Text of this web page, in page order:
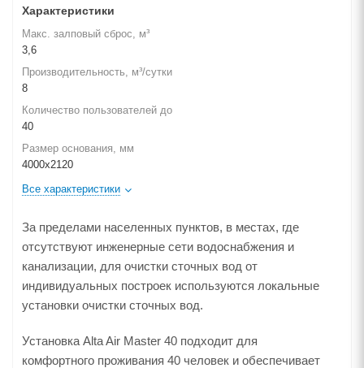
Характеристики
Макс. залповый сброс, м³
3,6
Производительность, м³/сутки
8
Количество пользователей до
40
Размер основания, мм
4000х2120
Все характеристики
За пределами населенных пунктов, в местах, где
отсутствуют инженерные сети водоснабжения и
канализации, для очистки сточных вод от
индивидуальных построек используются локальные
установки очистки сточных вод.
Установка Alta Air Master 40 подходит для
комфортного проживания 40 человек и обеспечивает